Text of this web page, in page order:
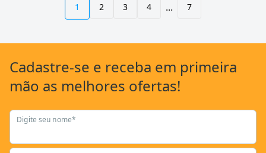
1 2 3 4 ... 7
Cadastre-se e receba em primeira
mão as melhores ofertas!
Digite seu nome*